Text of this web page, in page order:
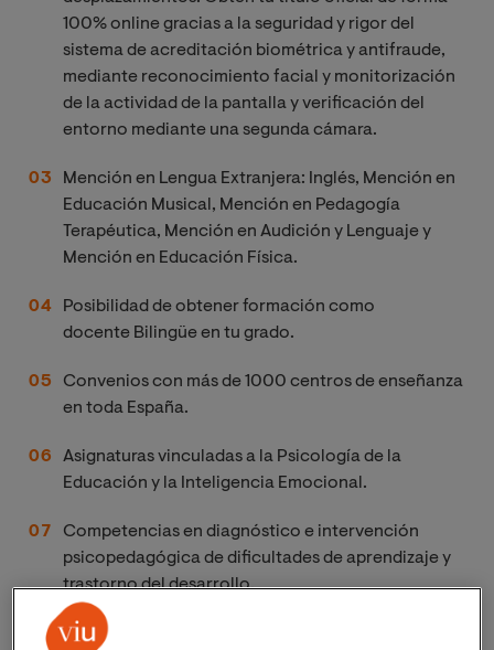
100% online gracias a la seguridad y rigor del
sistema de acreditación biométrica y antifraude,
mediante reconocimiento facial y monitorización
de la actividad de la pantalla y verificación del
entorno mediante una segunda cámara.
Mención en Lengua Extranjera: Inglés, Mención en
Educación Musical, Mención en Pedagogía
Terapéutica, Mención en Audición y Lenguaje y
Mención en Educación Física.
Posibilidad de obtener formación como
docente Bilingüe en tu grado.
Convenios con más de 1000 centros de enseñanza
en toda España.
Asignaturas vinculadas a la Psicología de la
Educación y la Inteligencia Emocional.
Competencias en diagnóstico e intervención
psicopedagógica de dificultades de aprendizaje y
trastorno del desarrollo.
Asignaturas de didáctica y disciplinares: cursarás